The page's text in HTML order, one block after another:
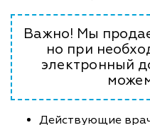
Важно! Мы
но при
электронный
Действующие